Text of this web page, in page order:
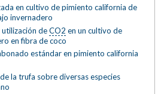
en cultivo de pimiento california de
invernadero
utilización deCO2 en un cultivo de
en fibra de coco
estándar en pimiento california
la trufa sobre diversas especies